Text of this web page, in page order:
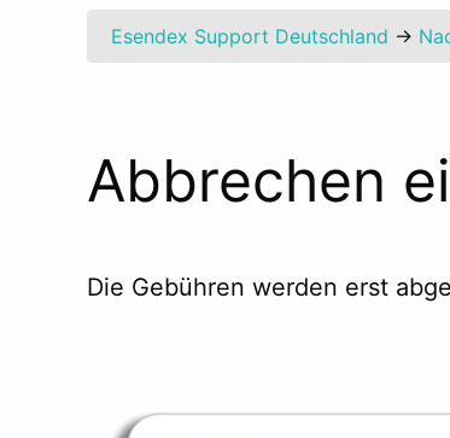
Esendex Support Deutschland →
Abbrechen
Die Gebühren werden erst